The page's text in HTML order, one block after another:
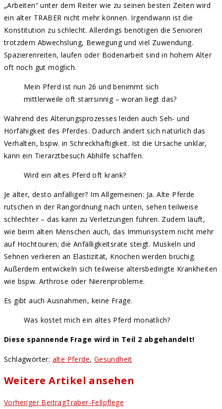
„Arbeiten“ unter dem Reiter wie zu seinen besten Zeiten wird
ein alter TRABER nicht mehr können. Irgendwann ist die
Konstitution zu schlecht. Allerdings benötigen die Senioren
trotzdem Abwechslung, Bewegung und viel Zuwendung.
Spazierenreiten, laufen oder Bodenarbeit sind in hohem Alter
oft noch gut möglich.
Mein Pferd ist nun 26 und benimmt sich
mittlerweile oft starrsinnig – woran liegt das?
Während des Alterungsprozesses leiden auch Seh- und
Hörfähigkeit des Pferdes. Dadurch ändert sich natürlich das
Verhalten, bspw. in Schreckhaftigkeit. Ist die Ursache unklar,
kann ein Tierarztbesuch Abhilfe schaffen.
Wird ein altes Pferd oft krank?
Je älter, desto anfälliger? Im Allgemeinen: Ja. Alte Pferde
rutschen in der Rangordnung nach unten, sehen teilweise
schlechter – das kann zu Verletzungen führen. Zudem läuft,
wie beim alten Menschen auch, das Immunsystem nicht mehr
auf Hochtouren; die Anfälligkeitsrate steigt. Muskeln und
Sehnen verlieren an Elastizität, Knochen werden brüchig.
Außerdem entwickeln sich teilweise altersbedingte Krankheiten
wie bspw. Arthrose oder Nierenprobleme.
Es gibt auch Ausnahmen, keine Frage.
Was kostet mich ein altes Pferd monatlich?
Diese spannende Frage wird in Teil 2 abgehandelt!
Schlagwörter: alte Pferde, Gesundheit
Weitere Artikel ansehen
Vorheriger BeitragTraber-Fellpflege